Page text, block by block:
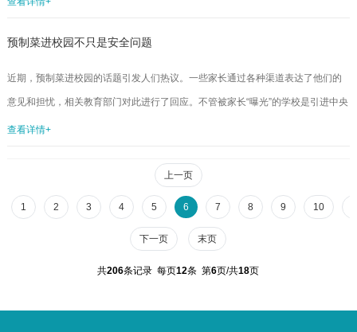
策等需要有循证医学证据的支持，其实给百姓的科普知识同样需要循证证据。只
预制菜进校园不只是安全问题
近期，预制菜进校园的话题引发人们热议。一些家长通过各种渠道表达了他们的
意见和担忧，相关教育部门对此进行了回应。不管被家长“曝光”的学校是引进中央
厨房集中供餐，还是事实上使用“准预制菜”，学生家长对预制菜进校园的担忧，都
校沟通不畅的问题。预制菜是近年来新兴的产业。预制菜的兴起，有其经济、社
会、心理的原因，如电商的发达、追求快节奏的生活、对跨地域美食的尝试等。
可以说，预制菜确实给很多人带来舌尖上的便捷和享受。但是，部分人群对预制
查看详情+
上一页
1 2 3 4 5 6 7 8 9 10
下一页 末页
共206条记录 每页12条 第6页/共18页